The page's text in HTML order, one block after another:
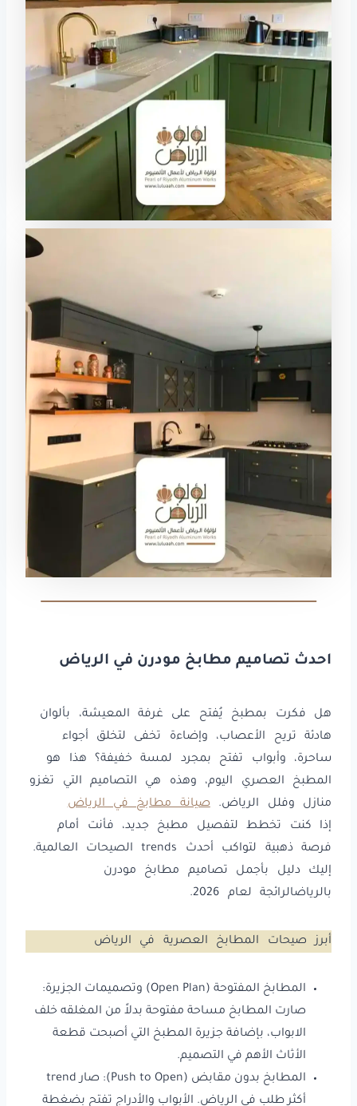
احدث تصاميم مطابخ مودرن في الرياض
هل فكرت بمطبخ يُفتح على غرفة المعيشة، بألوان
هادئة تريح الأعصاب، وإضاءة تخفى لتخلق أجواء
ساحرة، وأبواب تفتح بمجرد لمسة خفيفة؟ هذا هو
المطبخ العصري اليوم، وهذه هي التصاميم التي تغزو
منازل وفلل الرياض.صيانة مطابخ في الرياض
إذا كنت تخطط لتفصيل مطبخ جديد، فأنت أمام
فرصة ذهبية لتواكب أحدث trends الصيحات العالمية.
إليك دليل بأجمل تصاميم مطابخ مودرن
بالرياضالرائجة لعام 2026.
أبرز صيحات المطابخ العصرية في الرياض
المطابخ المفتوحة (Open Plan) وتصميمات الجزيرة:
صارت المطابخ مساحة مفتوحة بدلاً من المغلقه خلف
الابواب، بإضافة جزيرة المطبخ التي أصبحت قطعة
الأثاث الأهم في التصميم.
المطابخ بدون مقابض (Push to Open): صار trend
أكثر طلب في الرياض. الأبواب والأدراج تفتح بضغطة